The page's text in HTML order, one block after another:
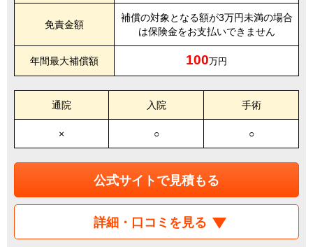
免責金額
補償の対象となる額が3万円未満の場合
は保険金をお支払いできません
年間最大補償額 100万円
通院 入院 手術
× ○ ○
公式サイトで見積もる
詳細・口コミを見る